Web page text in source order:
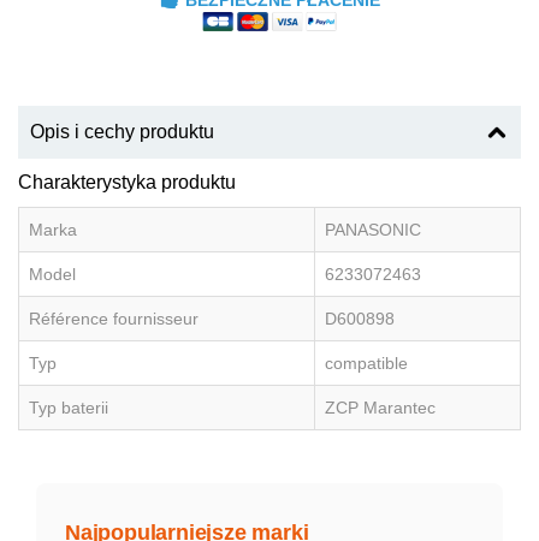
Opis i cechy produktu
Charakterystyka produktu
Marka PANASONIC
Model 6233072463
Référence fournisseur D600898
Typ compatible
Typ baterii ZCP Marantec
Najpopularniejsze marki